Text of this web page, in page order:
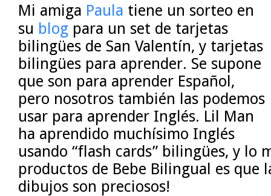
Mi amiga Paula tiene un sorteo en
su blog para un set de tarjetas
bilingües de San Valentín, y tarjetas
bilingües para aprender. Se supone
que son para aprender Español,
pero nosotros también las podemos
usar para aprender Inglés. Lil Man
ha aprendido muchísimo Inglés
usando “flash cards” bilingües, y lo
productos de Bebe Bilingual es que
dibujos son preciosos!